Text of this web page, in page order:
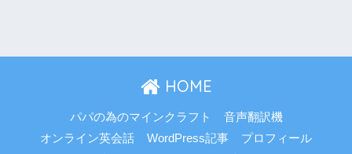
HOME
パパの為のマインクラフト
音声翻訳機
オンライン英会話
WordPress記事
プロフィール